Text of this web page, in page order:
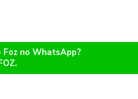
Foz no WhatsApp?